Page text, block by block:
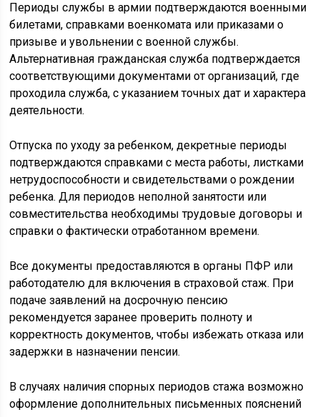
Периоды службы в армии подтверждаются военными
билетами, справками военкомата или приказами о
призыве и увольнении с военной службы.
Альтернативная гражданская служба подтверждается
соответствующими документами от организаций, где
проходила служба, с указанием точных дат и характера
деятельности.
Отпуска по уходу за ребенком, декретные периоды
подтверждаются справками с места работы, листками
нетрудоспособности и свидетельствами о рождении
ребенка. Для периодов неполной занятости или
совместительства необходимы трудовые договоры и
справки о фактически отработанном времени.
Все документы предоставляются в органы ПФР или
работодателю для включения в страховой стаж. При
подаче заявлений на досрочную пенсию
рекомендуется заранее проверить полноту и
корректность документов, чтобы избежать отказа или
задержки в назначении пенсии.
В случаях наличия спорных периодов стажа возможно
оформление дополнительных письменных пояснений